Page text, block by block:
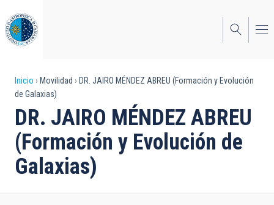
al
contenido
principal
Sobrescribir
enlaces
de
ayuda
a
Inicio Movilidad
DR. JAIRO MÉNDEZ ABREU (Formación y Evolución
de Galaxias)
DR. JAIRO MÉNDEZ ABREU
(Formación y Evolución de
Galaxias)